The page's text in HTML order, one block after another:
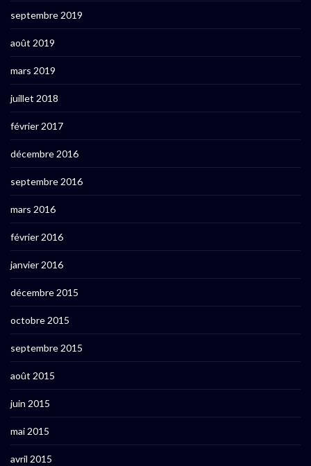
septembre 2019
août 2019
mars 2019
juillet 2018
février 2017
décembre 2016
septembre 2016
mars 2016
février 2016
janvier 2016
décembre 2015
octobre 2015
septembre 2015
août 2015
juin 2015
mai 2015
avril 2015